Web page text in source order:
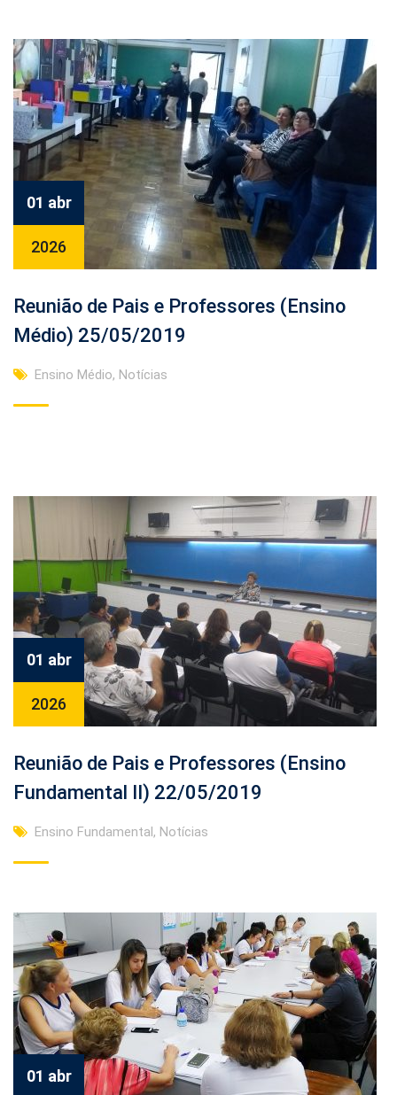
01 abr
2026
Reunião de Pais e Professores (Ensino
Médio) 25/05/2019
Ensino Médio, Notícias
01 abr
2026
Reunião de Pais e Professores (Ensino
Fundamental II) 22/05/2019
Ensino Fundamental, Notícias
01 abr